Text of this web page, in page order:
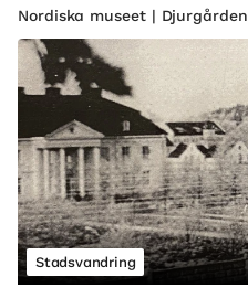
Nordiska museet | Djurgården
Stadsvandring